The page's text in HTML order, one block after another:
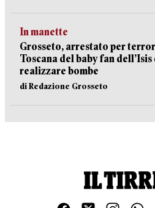
In manette
Grosseto, arrestato per
Toscana del baby fan
realizzare bombe
di Redazione Grosseto